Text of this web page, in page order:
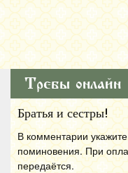
Требы онлайн
Братья и сестры!
В комментарии
поминовения. При
передаётся.